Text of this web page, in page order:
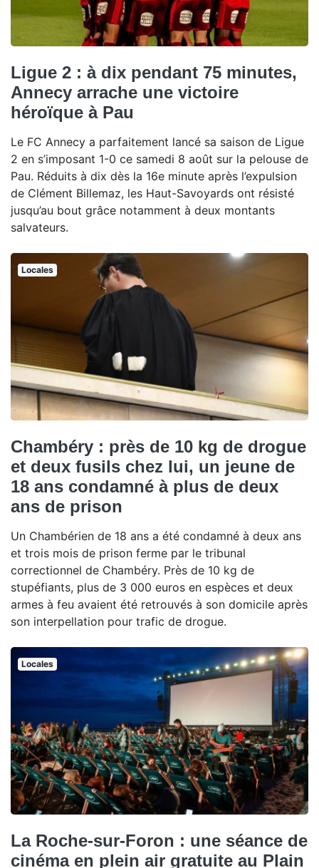
Ligue 2 : à dix pendant 75 minutes,
Annecy arrache une victoire
héroïque à Pau
Le FC Annecy a parfaitement lancé sa saison de Ligue
2 en s’imposant 1-0 ce samedi 8 août sur la pelouse de
Pau. Réduits à dix dès la 16e minute après l’expulsion
de Clément Billemaz, les Haut-Savoyards ont résisté
jusqu’au bout grâce notamment à deux montants
salvateurs.
Locales
Chambéry : près de 10 kg de drogue
et deux fusils chez lui, un jeune de
18 ans condamné à plus de deux
ans de prison
Un Chambérien de 18 ans a été condamné à deux ans
et trois mois de prison ferme par le tribunal
correctionnel de Chambéry. Près de 10 kg de
stupéfiants, plus de 3 000 euros en espèces et deux
armes à feu avaient été retrouvés à son domicile après
son interpellation pour trafic de drogue.
Locales
La Roche-sur-Foron : une séance de
cinéma en plein air gratuite au Plain